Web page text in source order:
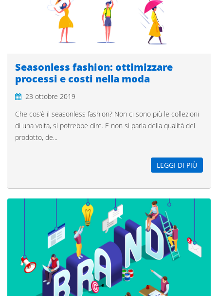
Seasonless fashion: ottimizzare
processi e costi nella moda
23 ottobre 2019
Che cos’è il seasonless fashion? Non ci sono più le collezioni
di una volta, si potrebbe dire. E non si parla della qualità del
prodotto, de...
LEGGI DI PIÙ